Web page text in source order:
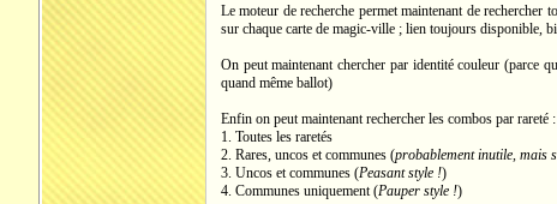
Le moteur de recherche permet maintenant de
sur chaque carte de magic-ville ; lien toujours disponible,
On peut maintenant chercher par identité couleur (parce
quand même ballot)
Enfin on peut maintenant rechercher les combos par rareté :
1. Toutes les raretés
2. Rares, uncos et communes (probablement inutile, mais
3. Uncos et communes (Peasant style !)
4. Communes uniquement (Pauper style !)